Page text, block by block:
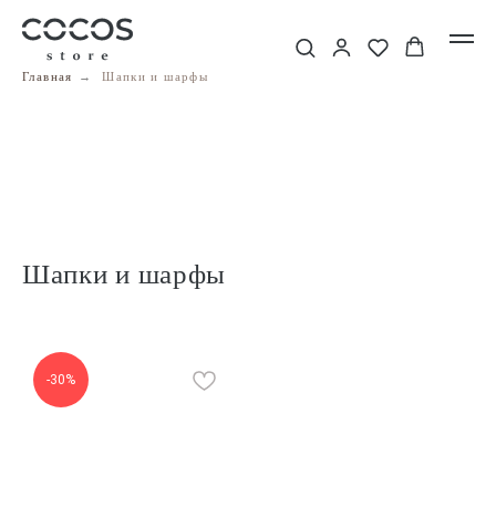
Главная → Шапки и шарфы
Шапки и шарфы
-30%